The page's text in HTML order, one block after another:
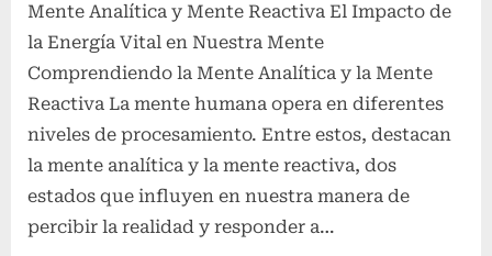
Mente Analítica y Mente Reactiva El Impacto de
la Energía Vital en Nuestra Mente
Comprendiendo la Mente Analítica y la Mente
Reactiva La mente humana opera en diferentes
niveles de procesamiento. Entre estos, destacan
la mente analítica y la mente reactiva, dos
estados que influyen en nuestra manera de
percibir la realidad y responder a…